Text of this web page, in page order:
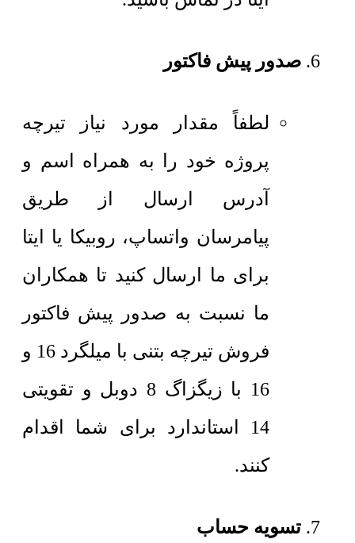
صدور پیش فاکتور
لطفاً مقدار مورد نیاز تیرچه
پروژه خود را به همراه اسم و
آدرس ارسال از طریق
پیامرسان واتساپ، روبیکا یا ایتا
برای ما ارسال کنید تا همکاران
ما نسبت به صدور پیش فاکتور
فروش تیرچه بتنی با میلگرد 16 و
16 با زیگزاگ 8 دوبل و تقویتی
14 استاندارد برای شما اقدام
کنند.
تسویه حساب